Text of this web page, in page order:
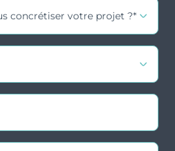
avec un bassin
dynamique : +20% de
en 2023
et active :
de 44 ans
de 400